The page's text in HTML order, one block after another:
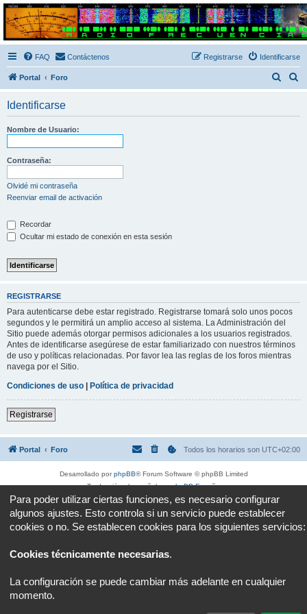
Radio Frecuencias
Foro de Radio Frecuencias
FAQ Contáctenos Identificarse
Registrarse
Portal Foro
Identificarse
Nombre de Usuario:
Contraseña:
Olvidé mi contraseña
Reenviar email de activación
Recordar
Ocultar mi estado de conexión en esta sesión
REGISTRARSE
Para autenticarse debe estar registrado. Registrarse tomará solo unos pocos
segundos y le permitirá un amplio acceso al sistema. La Administración del
Sitio puede además otorgar permisos adicionales a los usuarios registrados.
Antes de identificarse asegúrese de estar familiarizado con nuestros términos
de uso y políticas relacionadas. Por favor lea las reglas de los foros mientras
navega por el Sitio.
Condiciones de uso | Política de privacidad
Registrarse
Portal Foro Todos los horarios son UTC+02:00
Desarrollado porphpBB® Forum Software © phpBB Limited
Traducción al español porphpBB España
Privacidad|Condiciones
Para poder utilizar ciertas funciones, es necesario configurar
algunos ajustes. Esto controla si un servicio puede establecer
cookies o no. Se establecen cookies para los siguientes servicios:
Cookies técnicamente necesarias.
La configuración se puede cambiar más adelante en cualquier
momento.